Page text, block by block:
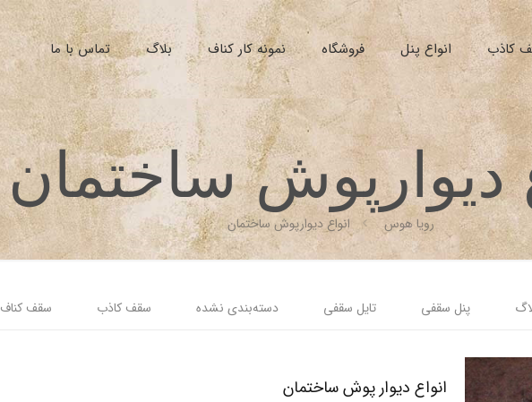
کاذب انواع پنل فروشگاه نمونه کار کناف بلاگ تماس با ما
دیوارپوش ساختمان
رویا هوس انواع دیوارپوش ساختمان
پنل سقفی تایل سقفی دسته‌بندی نشده سقف کاذب سقف کناف
انواع دیوار پوش ساختمان